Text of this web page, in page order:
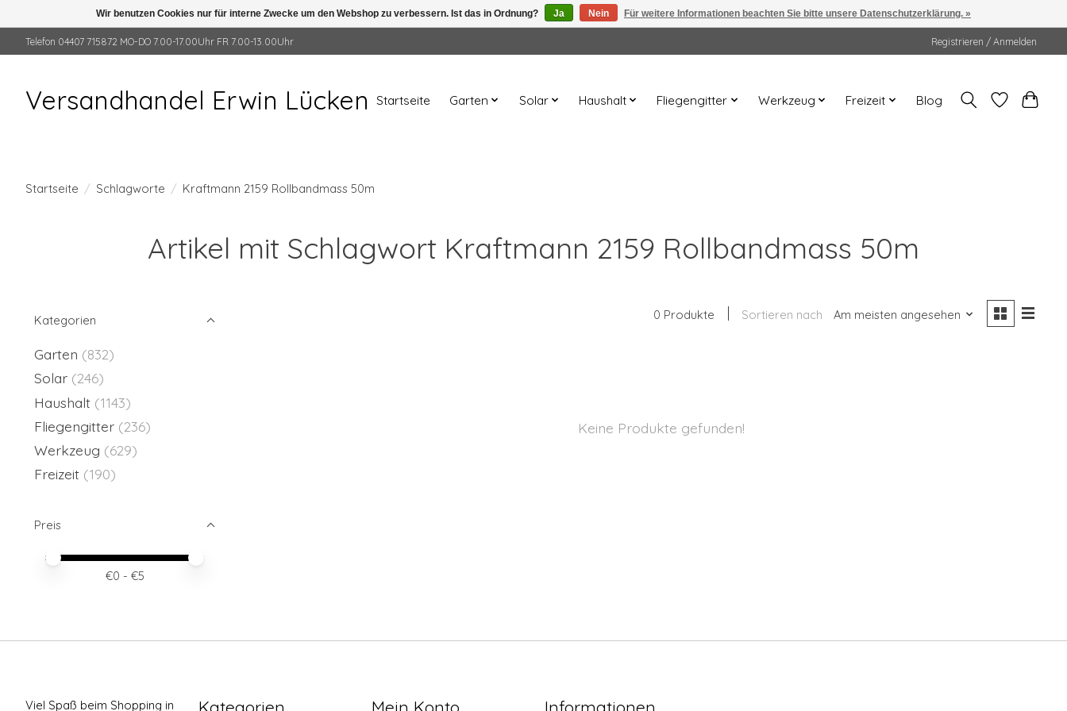
Telefon 04407 715872 MO-DO 7.00-17.00Uhr FR 7.00-13.00Uhr Registrieren / Anmelden
Versandhandel Erwin Lücken Startseite Garten Solar Haushalt Fliegengitter Werkzeug Freizeit Blog
Startseite / Schlagworte / Kraftmann 2159 Rollbandmass 50m
Artikel mit Schlagwort Kraftmann 2159 Rollbandmass 50m
Kategorien
Garten (832)
Solar (246)
Haushalt (1143)
Fliegengitter (236)
Werkzeug (629)
Freizeit (190)
Preis
Preis – Mindestwert
Price maximum value
€0 - €5
0 Produkte Sortieren nach Am meisten angesehen
Keine Produkte gefunden!
Viel Spaß beim Shopping in
Wir benutzen Cookies nur für interne Zwecke um den Webshop zu verbessern. Ist das in Ordnung? Ja Nein Für weitere Informationen beachten Sie bitte unsere Datenschutzerklärung. »